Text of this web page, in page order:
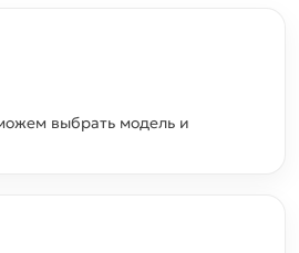
выбрать модель и